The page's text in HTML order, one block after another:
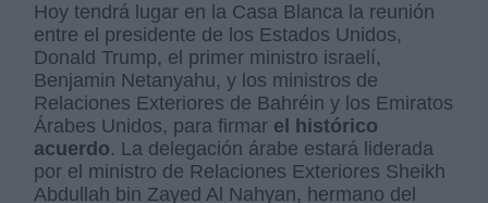
Hoy tendrá lugar en la Casa Blanca la reunión
entre el presidente de los Estados Unidos,
Donald Trump, el primer ministro israelí,
Benjamin Netanyahu, y los ministros de
Relaciones Exteriores de Bahréin y los Emiratos
Árabes Unidos, para firmar el histórico
acuerdo. La delegación árabe estará liderada
por el ministro de Relaciones Exteriores Sheikh
Abdullah bin Zayed Al Nahyan, hermano del